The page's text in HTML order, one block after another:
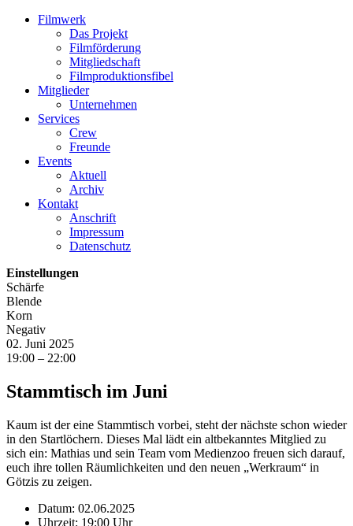
Filmwerk
Das Projekt
Filmförderung
Mitgliedschaft
Filmproduktionsfibel
Mitglieder
Unternehmen
Services
Crew
Freunde
Events
Aktuell
Archiv
Kontakt
Anschrift
Impressum
Datenschutz
Einstellungen
Schärfe
Blende
Korn
Negativ
02. Juni 2025
19:00 – 22:00
Stammtisch im Juni
Kaum ist der eine Stammtisch vorbei, steht der nächste schon wieder
in den Startlöchern. Dieses Mal lädt ein altbekanntes Mitglied zu
sich ein: Mathias und sein Team vom Medienzoo freuen sich darauf,
euch ihre tollen Räumlichkeiten und den neuen „Werkraum“ in
Götzis zu zeigen.
Datum: 02.06.2025
Uhrzeit: 19:00 Uhr